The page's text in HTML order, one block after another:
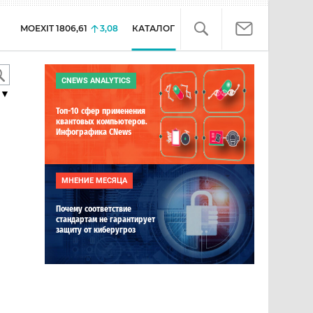
MOEXIT 1806,61 3,08 КАТАЛОГ
CNEWS ANALYTICS
Топ-10 сфер применения
квантовых компьютеров.
Инфографика CNews
МНЕНИЕ МЕСЯЦА
Почему соответствие
стандартам не гарантирует
защиту от киберугроз